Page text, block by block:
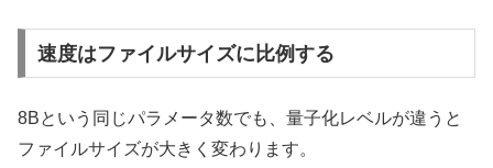
速度はファイルサイズに比例する
8Bという同じパラメータ数でも、量子化レベルが違うと
ファイルサイズが大きく変わります。